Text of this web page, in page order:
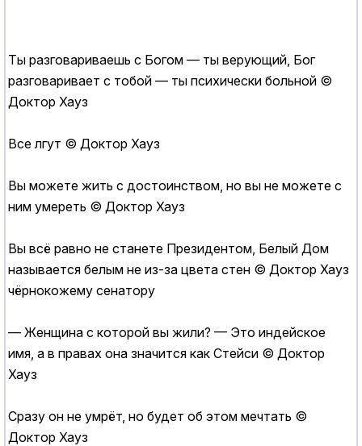
Ты разговариваешь с Богом — ты верующий, Бог
разговаривает с тобой — ты психически больной ©
Доктор Хауз
Все лгут © Доктор Хауз
Вы можете жить с достоинством, но вы не можете с
ним умереть © Доктор Хауз
Вы всё равно не станете Президентом, Белый Дом
называется белым не из-за цвета стен © Доктор Хауз
чёрнокожему сенатору
— Женщина с которой вы жили? — Это индейское
имя, а в правах она значится как Стейси © Доктор
Хауз
Сразу он не умрёт, но будет об этом мечтать ©
Доктор Хауз